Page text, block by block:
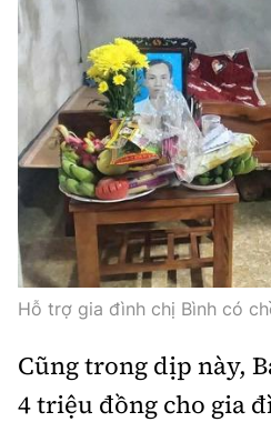
Hỗ trợ gia đình chị Bình có
Cũng trong dịp này,
4 triệu đồng cho gia